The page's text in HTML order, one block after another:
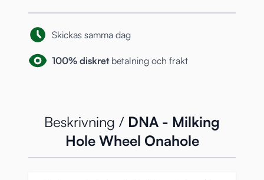
Skickas samma dag
100% diskretbetalning och frakt
Beskrivning / DNA - Milking
Hole Wheel Onahole